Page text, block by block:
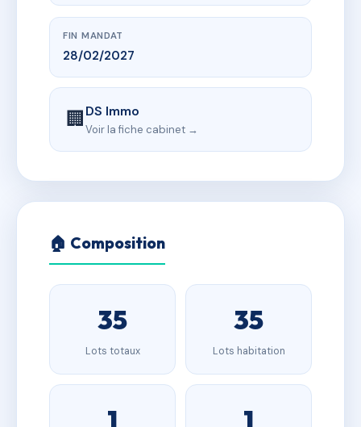
FIN MANDAT
28/02/2027
🏢DS Immo
Voir la fiche cabinet →
🏠 Composition
35
Lots totaux
35
Lots habitation
1 1